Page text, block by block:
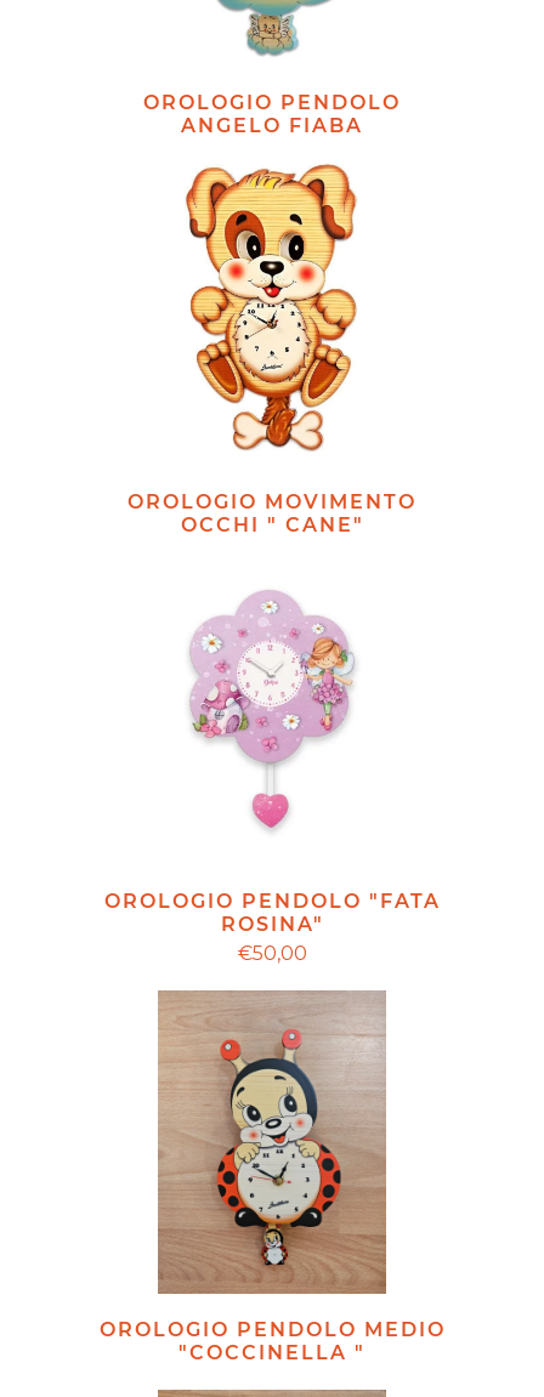
OROLOGIO PENDOLO
ANGELO FIABA
OROLOGIO MOVIMENTO
OCCHI " CANE"
OROLOGIO PENDOLO "FATA
ROSINA"
€50,00
OROLOGIO PENDOLO MEDIO
"COCCINELLA "